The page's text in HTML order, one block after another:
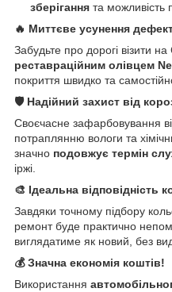
зберігання та можливість
🔥 Миттєве усунення
Забудьте про дорогі візити
реставраційним олівцем
покриття швидко та
🛡️ Надійний захист від
Своєчасне зафарбовування
потраплянню вологи та
значно подовжує термін
іржі.
🎨 Ідеальна відповідність
Завдяки точному підбору
ремонт буде практично
виглядатиме як новий, без
💰 Значна економія коштів!
Використання